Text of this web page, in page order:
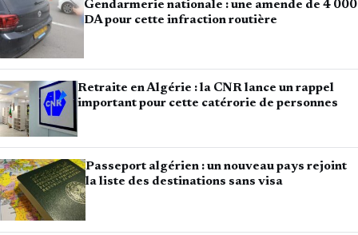
Gendarmerie nationale : une amende de 4 000
DA pour cette infraction routière
Retraite en Algérie : la CNR lance un rappel
important pour cette catérorie de personnes
Passeport algérien : un nouveau pays rejoint
la liste des destinations sans visa